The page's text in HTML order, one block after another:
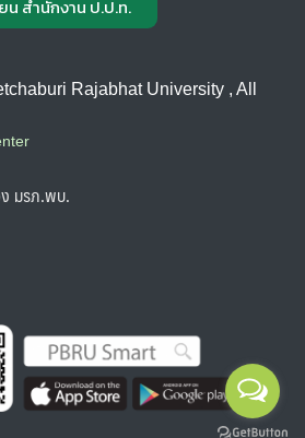
น สำนักงาน ป.ป.ท.
Rajabhat University , All
มรภ.พบ.